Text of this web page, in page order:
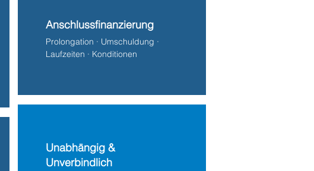
Anschlussfinanzierung
Prolongation · Umschuldung ·
Laufzeiten · Konditionen
Unabhängig &
Unverbindlich